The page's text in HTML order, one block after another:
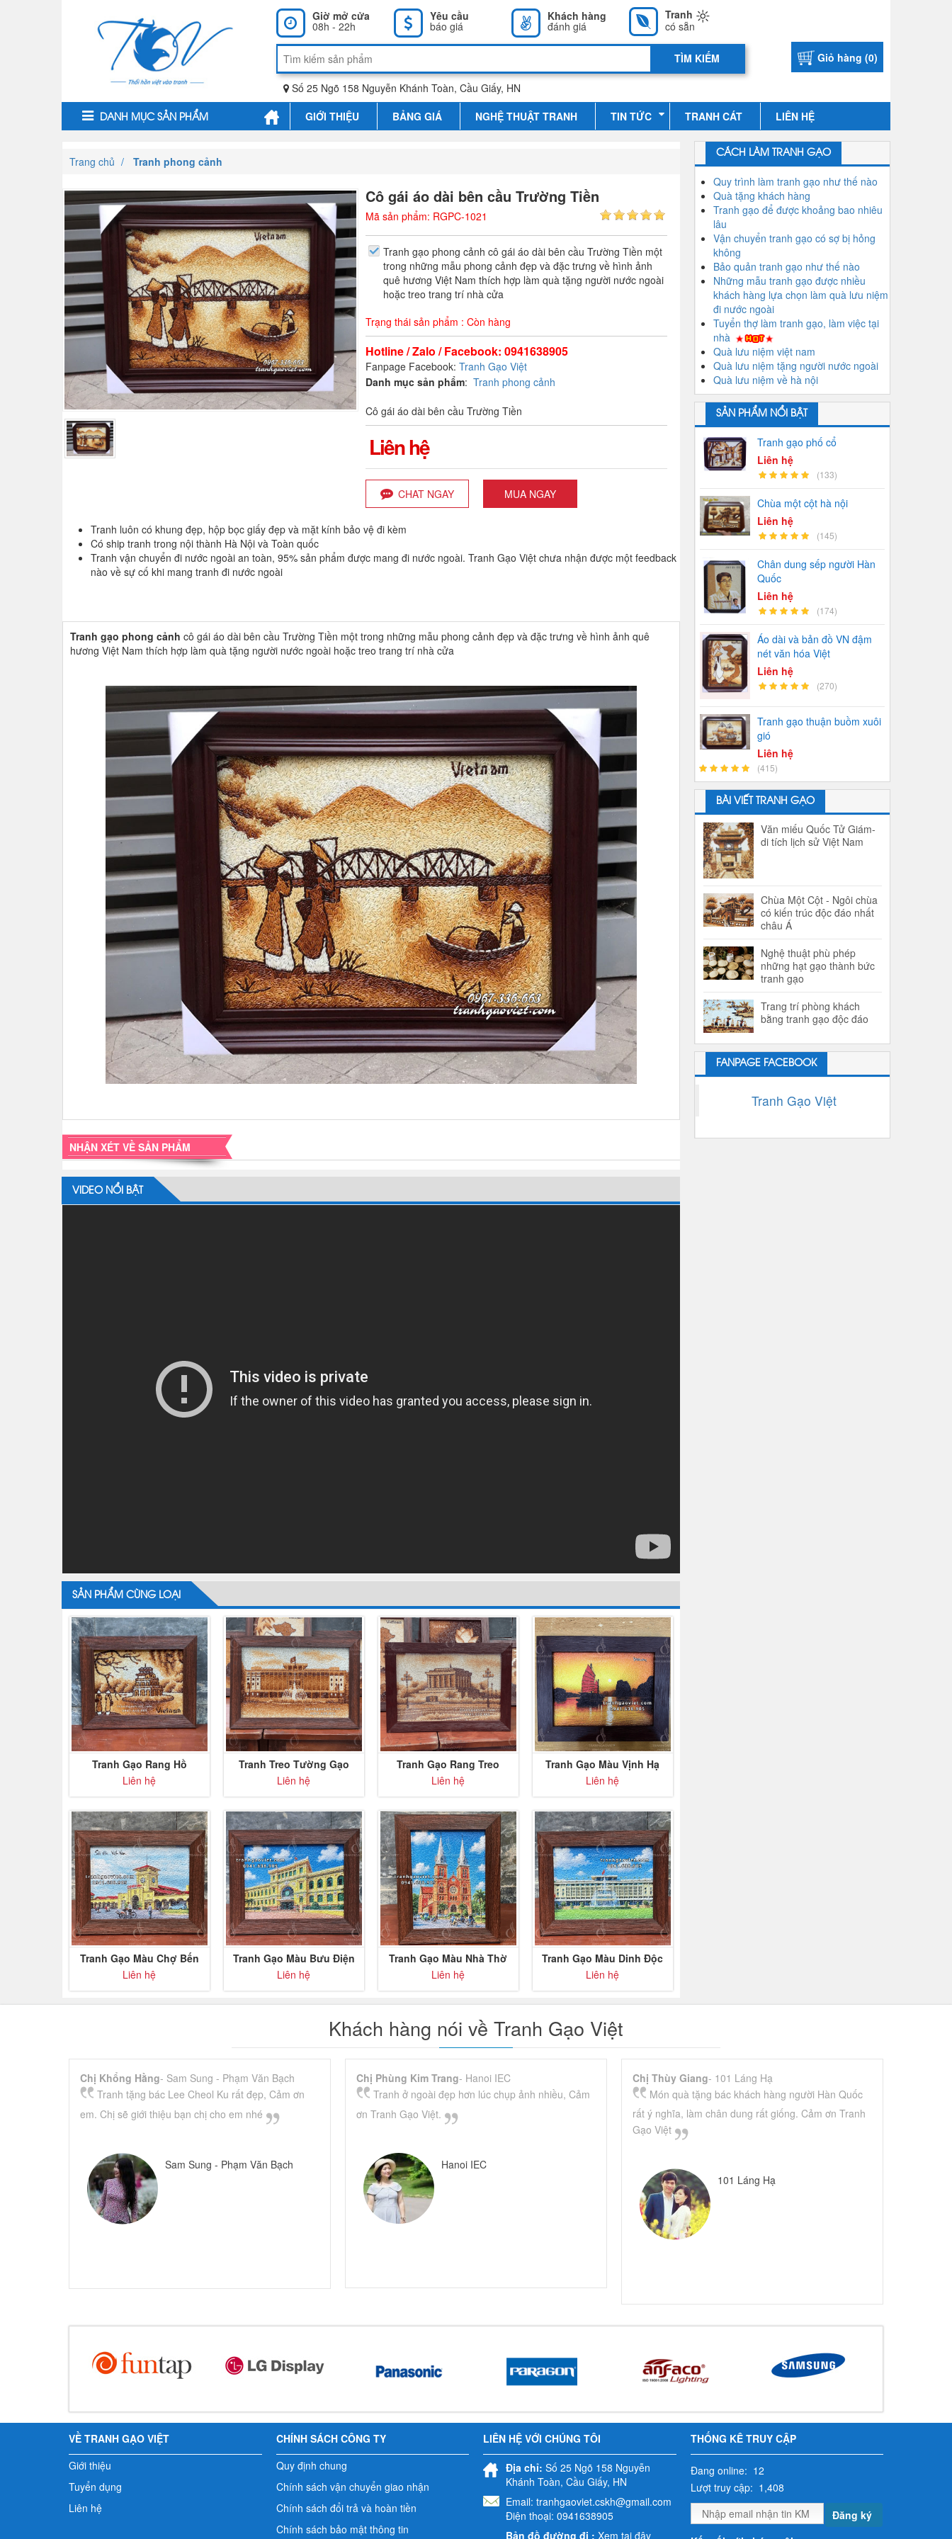
Giờ mở cửa
08h - 22h
Yêu cầu
báo giá
Khách hàng
đánh giá
Tranh
có sẵn
Số 25 Ngõ 158 Nguyễn Khánh Toàn, Cầu Giấy, HN
Giỏ hàng (0)
DANH MỤC SẢN PHẨM GIỚI THIỆU BẢNG GIÁ NGHỆ THUẬT TRANH TIN TỨC TRANH CÁT LIÊN HỆ
Trang chủ Tranh phong cảnh
Cô gái áo dài bên cầu Trường Tiền
Mã sản phẩm: RGPC-1021
Tranh gạo phong cảnh cô gái áo dài bên cầu Trường Tiền một
trong những mẫu phong cảnh đẹp và đặc trưng về hình ảnh
quê hương Việt Nam thích hợp làm quà tặng người nước ngoài
hoặc treo trang trí nhà cửa
Trạng thái sản phẩm : Còn hàng
Hotline / Zalo / Facebook: 0941638905
Fanpage Facebook:Tranh Gạo Việt
Danh mục sản phẩm:Tranh phong cảnh
Cô gái áo dài bên cầu Trường Tiền
Liên hệ
CHAT NGAY MUA NGAY
Tranh luôn có khung đẹp, hộp bọc giấy đẹp và mặt kính bảo vệ đi kèm
Có ship tranh trong nội thành Hà Nội và Toàn quốc
Tranh vận chuyển đi nước ngoài an toàn, 95% sản phẩm được mang đi nước ngoài. Tranh Gạo Việt chưa nhận được một feedback
nào về sự cố khi mang tranh đi nước ngoài
Tranh gạo phong cảnh cô gái áo dài bên cầu Trường Tiền một trong những mẫu phong cảnh đẹp và đặc trưng về hình ảnh quê
hương Việt Nam thích hợp làm quà tặng người nước ngoài hoặc treo trang trí nhà cửa
NHẬN XÉT VỀ SẢN PHẨM
VIDEO NỔI BẬT
SẢN PHẨM CÙNG LOẠI
Tranh Gạo Rang Hồ
Gươm Tháp Rùa Hà Nội
Liên hệ
Tranh Treo Tường Gạo
Rang Dinh Độc Lập
Liên hệ
Tranh Gạo Rang Treo
Tường Lăng Bác
Liên hệ
Tranh Gạo Màu Vịnh Hạ
Long để bàn
Liên hệ
Tranh Gạo Màu Chợ Bến
Thành để bàn
Liên hệ
Tranh Gạo Màu Bưu Điện
Sài Gòn để bàn
Liên hệ
Tranh Gạo Màu Nhà Thờ
Đức Bà Sài Gòn để bàn
Liên hệ
Tranh Gạo Màu Dinh Độc
Lập để bàn
Liên hệ
CÁCH LÀM TRANH GẠO
Quy trình làm tranh gạo như thế nào
Quà tặng khách hàng
Tranh gạo để được khoảng bao nhiêu
lâu
Vận chuyển tranh gạo có sợ bị hỏng
không
Bảo quản tranh gạo như thế nào
Những mẫu tranh gạo được nhiều
khách hàng lựa chọn làm quà lưu niệm
đi nước ngoài
Tuyển thợ làm tranh gạo, làm việc tại
nhà
Quà lưu niệm việt nam
Quà lưu niệm tặng người nước ngoài
Quà lưu niệm về hà nội
SẢN PHẨM NỔI BẬT
Tranh gạo phố cổ
Liên hệ
(133)
Chùa một cột hà nội
Liên hệ
(145)
Chân dung sếp người Hàn
Quốc
Liên hệ
(174)
Áo dài và bản đồ VN đậm
nét văn hóa Việt
Liên hệ
(270)
Tranh gạo thuận buồm xuôi
gió
Liên hệ
(415)
BÀI VIẾT TRANH GẠO
Văn miếu Quốc Tử Giám-
di tích lịch sử Việt Nam
Chùa Một Cột - Ngôi chùa
có kiến trúc độc đáo nhất
châu Á
Nghệ thuật phù phép
những hạt gạo thành bức
tranh gạo
Trang trí phòng khách
bằng tranh gạo độc đáo
FANPAGE FACEBOOK
Tranh Gạo Việt
Khách hàng nói về Tranh Gạo Việt
Chị Khổng Hằng- Sam Sung - Phạm Văn Bạch
Tranh tặng bác Lee Cheol Ku rất đẹp, Cảm ơn
em. Chị sẽ giới thiệu bạn chị cho em nhé
Sam Sung - Phạm Văn Bạch
Chị Phùng Kim Trang- Hanoi IEC
Tranh ở ngoài đẹp hơn lúc chụp ảnh nhiều, Cảm
ơn Tranh Gạo Việt.
Hanoi IEC
Chị Thùy Giang- 101 Láng Hạ
Món quà tặng bác khách hàng người Hàn Quốc
rất ý nghĩa, làm chân dung rất giống. Cảm ơn Tranh
Gạo Việt
101 Láng Hạ
VỀ TRANH GẠO VIỆT
Giới thiệu
Tuyển dụng
Liên hệ
CHÍNH SÁCH CÔNG TY
Quy định chung
Chính sách vận chuyển giao nhận
Chính sách đổi trả và hoàn tiền
Chính sách bảo mật thông tin
LIÊN HỆ VỚI CHÚNG TÔI
Địa chỉ: Số 25 Ngõ 158 Nguyễn
Khánh Toàn, Cầu Giấy, HN
Email: tranhgaoviet.cskh@gmail.com
Điện thoại: 0941638905
Bản đồ đường đi : Xem tại đây
THỐNG KÊ TRUY CẬP
Đang online: 12
Lượt truy cập: 1,408
Đăng ký